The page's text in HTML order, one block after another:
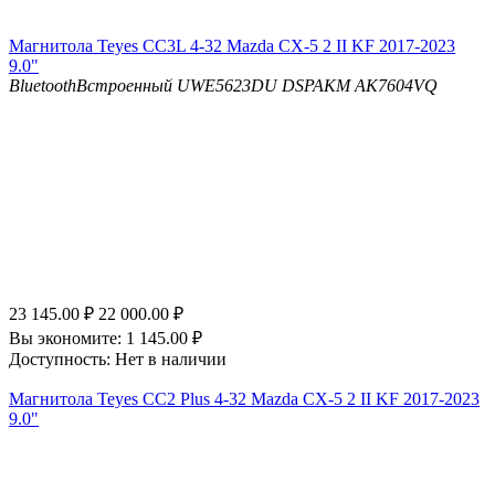
Магнитола Teyes CC3L 4-32 Mazda CX-5 2 II KF 2017-2023
9.0"
BluetoothВстроенный UWE5623DU DSPAKM AK7604VQ
23 145.00 ₽ 22 000.00 ₽
Вы экономите: 1 145.00 ₽
Доступность: Нет в наличии
Магнитола Teyes CC2 Plus 4-32 Mazda CX-5 2 II KF 2017-2023
9.0"